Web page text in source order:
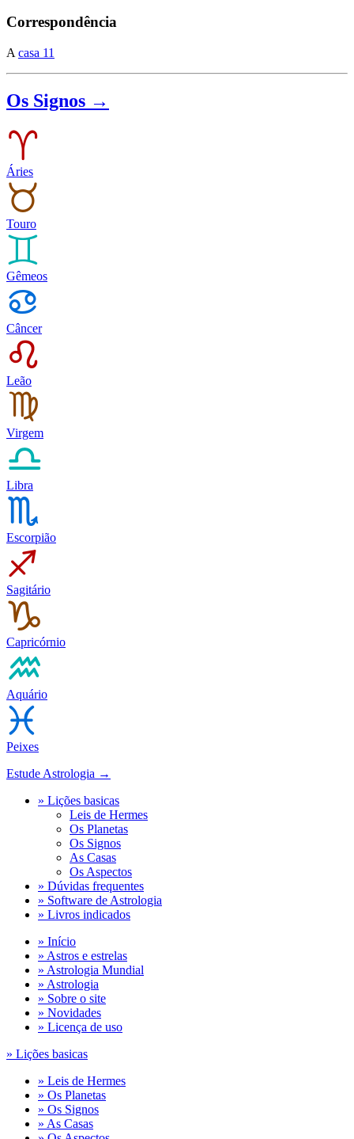
Correspondência
A casa 11
Os Signos →
Áries
Touro
Gêmeos
Câncer
Leão
Virgem
Libra
Escorpião
Sagitário
Capricórnio
Aquário
Peixes
Estude Astrologia →
» Lições basicas
Leis de Hermes
Os Planetas
Os Signos
As Casas
Os Aspectos
» Dúvidas frequentes
» Software de Astrologia
» Livros indicados
» Início
» Astros e estrelas
» Astrologia Mundial
» Astrologia
» Sobre o site
» Novidades
» Licença de uso
» Lições basicas
» Leis de Hermes
» Os Planetas
» Os Signos
» As Casas